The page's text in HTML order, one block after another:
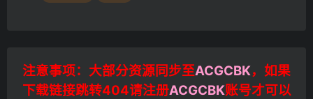
注意事项：大部分资源同步至ACGCBK，如果
下载链接跳转404请注册ACGCBK账号才可以